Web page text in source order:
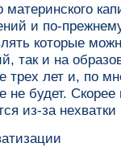
материнского
и по-
которые
так и на
трех лет и, по
не будет. Скорее
из-за